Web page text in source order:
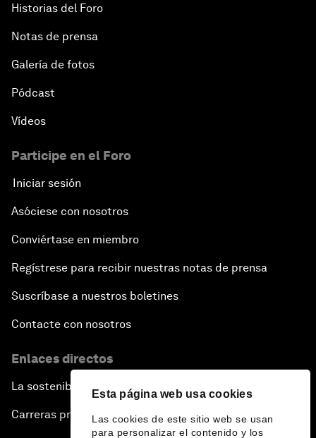
Esta página web usa cookies
Las cookies de este sitio web se usan
para personalizar el contenido y los
Historias del Foro
Notas de prensa
Galería de fotos
Pódcast
Vídeos
Participe en el Foro
Iniciar sesión
Asóciese con nosotros
Conviértase en miembro
Regístrese para recibir nuestras notas de prensa
Suscríbase a nuestros boletines
Contacte con nosotros
Enlaces directos
La sostenibilidad en el Foro
Carreras profesionales